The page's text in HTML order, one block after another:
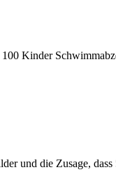
Kinder
und die Zusage,